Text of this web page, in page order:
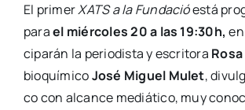
El pri­merXATS a la Fun­da­cióestá
parael miér­co­les 20 a las 19:30h,
ci­pa­rán la perio­dis­ta y escri­to­ra
bio­quí­mi­coJosé Miguel Mulet,
co con alcan­ce mediá­ti­co, muy